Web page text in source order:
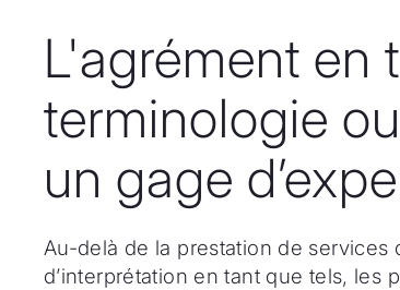
L'agrément en
terminologie
un gage
Au-delà de la prestation de
d’interprétation en tant que tels, les